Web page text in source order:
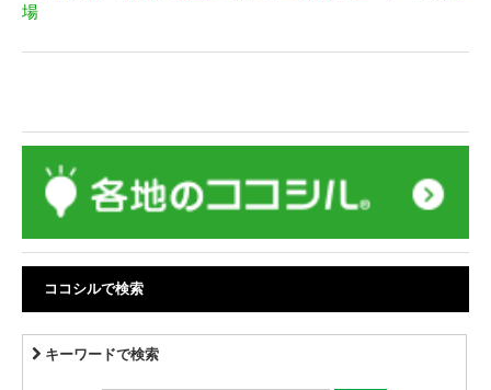
場
ココシルで検索
キーワードで検索